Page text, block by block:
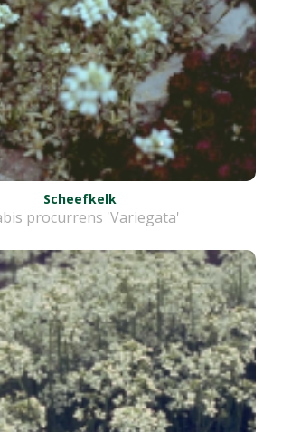
Scheefkelk
procurrens 'Variegata'